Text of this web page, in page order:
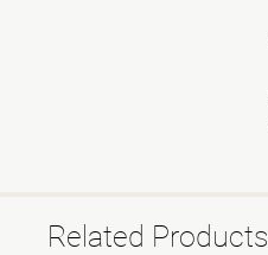
Related Products